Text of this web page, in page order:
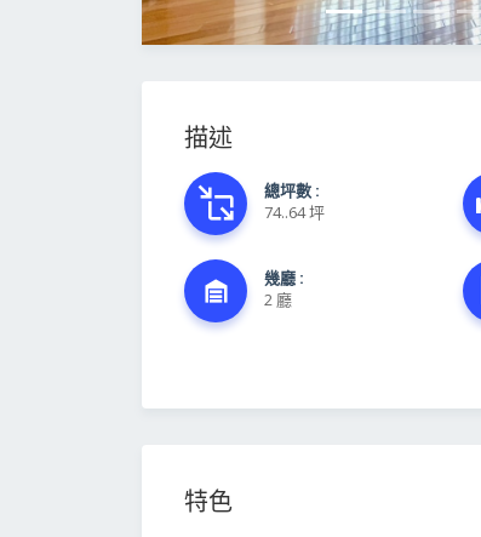
描述
總坪數 :
74..64 坪
幾廳 :
2 廳
特色